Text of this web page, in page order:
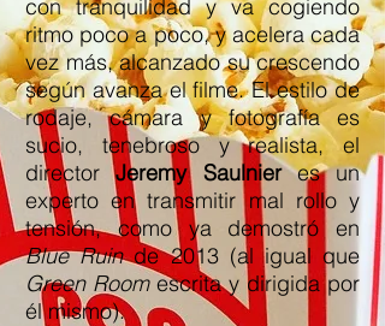
con tranquilidad y va cogiendo
ritmo poco a poco, y acelera cada
vez más, alcanzado su crescendo
según avanza el filme. El estilo de
rodaje, cámara y fotografía es
sucio, tenebroso y realista, el
directorJeremy Saulnieres un
experto en transmitir mal rollo y
tensión, como ya demostró en
Blue Ruinde 2013 (al igual que
Green Roomescrita y dirigida por
él mismo).